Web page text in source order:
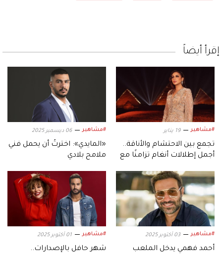
إقرأ أيضاً
#مشاهير 19 يناير
تجمع بين الاحتشام والأناقة..
أجمل إطلالات أنغام تزامنًا مع
#مشاهير 06 ديسمبر 2025
«المايدي»: اخترتُ أن يحمل فني
ملامح بلادي
#مشاهير 03 أكتوبر 2025
أحمد فهمي يدخل الملعب
#مشاهير 01 أكتوبر 2025
شهر حافل بالإصدارات..